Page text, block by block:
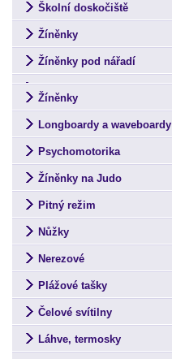
Školní doskočiště
Žíněnky
Žíněnky pod nářadí
Žíněnky
Longboardy a waveboardy
Psychomotorika
Žíněnky na Judo
Pitný režim
Nůžky
Nerezové
Plážové tašky
Čelové svítilny
Láhve, termosky